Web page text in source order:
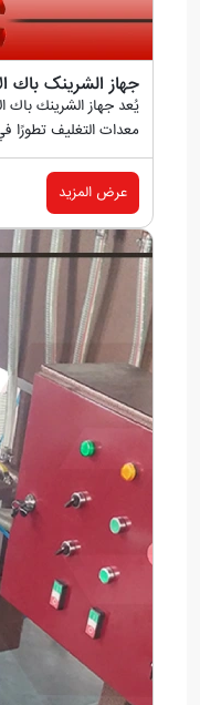
جهاز الشرینک باك
يُعد جهاز الشرینك باك
معدات التغليف تطورًا
عرض المزيد